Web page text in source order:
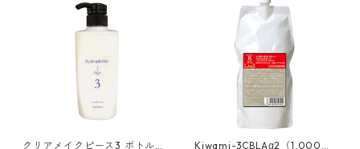
クリアメイクピース3 ボトル
Kiwami-3CBLAα2（1,000